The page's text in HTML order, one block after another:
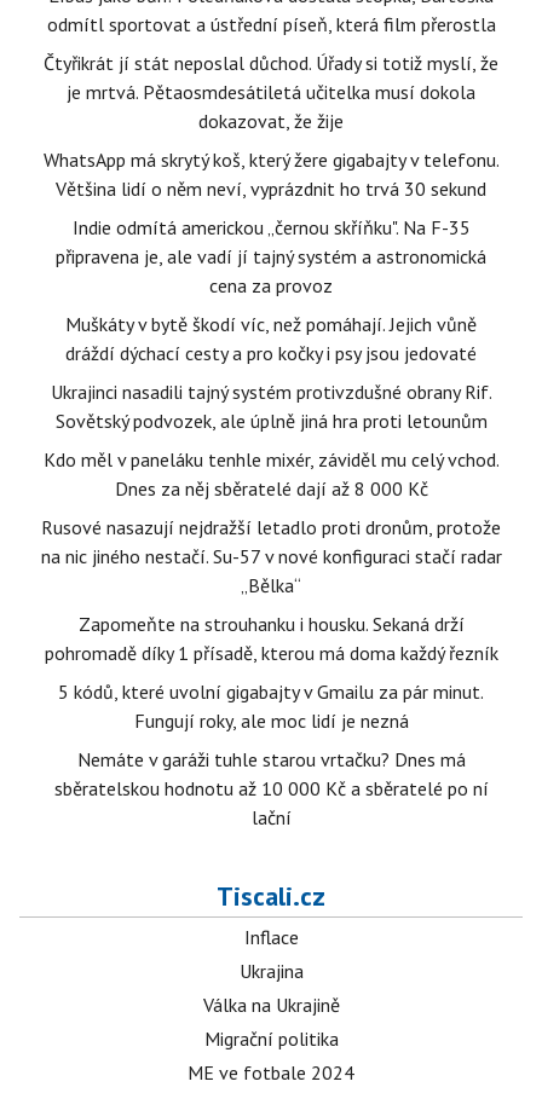
odmítl sportovat a ústřední píseň, která film přerostla
Čtyřikrát jí stát neposlal důchod. Úřady si totiž myslí, že
je mrtvá. Pětaosmdesátiletá učitelka musí dokola
dokazovat, že žije
WhatsApp má skrytý koš, který žere gigabajty v telefonu.
Většina lidí o něm neví, vyprázdnit ho trvá 30 sekund
Indie odmítá americkou „černou skříňku". Na F-35
připravena je, ale vadí jí tajný systém a astronomická
cena za provoz
Muškáty v bytě škodí víc, než pomáhají. Jejich vůně
dráždí dýchací cesty a pro kočky i psy jsou jedovaté
Ukrajinci nasadili tajný systém protivzdušné obrany Rif.
Sovětský podvozek, ale úplně jiná hra proti letounům
Kdo měl v paneláku tenhle mixér, záviděl mu celý vchod.
Dnes za něj sběratelé dají až 8 000 Kč
Rusové nasazují nejdražší letadlo proti dronům, protože
na nic jiného nestačí. Su-57 v nové konfiguraci stačí radar
„Bělka“
Zapomeňte na strouhanku i housku. Sekaná drží
pohromadě díky 1 přísadě, kterou má doma každý řezník
5 kódů, které uvolní gigabajty v Gmailu za pár minut.
Fungují roky, ale moc lidí je nezná
Nemáte v garáži tuhle starou vrtačku? Dnes má
sběratelskou hodnotu až 10 000 Kč a sběratelé po ní
lační
Tiscali.cz
Inflace
Ukrajina
Válka na Ukrajině
Migrační politika
ME ve fotbale 2024